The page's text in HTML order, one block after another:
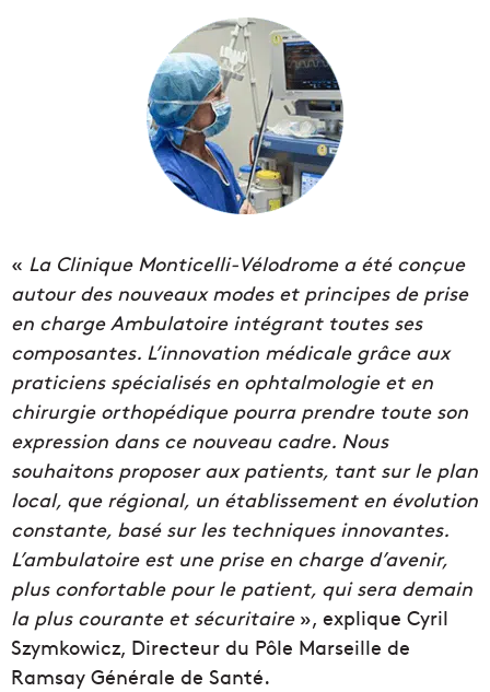
« La Clinique Monticelli-Vélodrome a été conçue
autour des nouveaux modes et principes de prise
en charge Ambulatoire intégrant toutes ses
composantes. L’innovation médicale grâce aux
praticiens spécialisés en ophtalmologie et en
chirurgie orthopédique pourra prendre toute son
expression dans ce nouveau cadre. Nous
souhaitons proposer aux patients, tant sur le plan
local, que régional, un établissement en évolution
constante, basé sur les techniques innovantes.
L’ambulatoire est une prise en charge d’avenir,
plus confortable pour le patient, qui sera demain
la plus courante et sécuritaire», explique Cyril
Szymkowicz, Directeur du Pôle Marseille de
Ramsay Générale de Santé.